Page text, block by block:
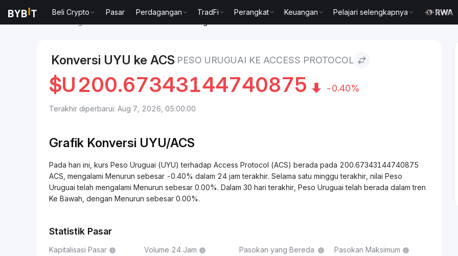
Beli Crypto Pasar Perdagangan TradFi Perangkat Keuangan Pelajari selengkapnya
Konversi UYU ke ACS PESO URUGUAI KE ACCESS PROTOCOL
$U200.67343144740875 -0.40%
Terakhir diperbarui: Aug 7, 2026, 05:00:00
Grafik Konversi UYU/ACS
Pada hari ini, kurs Peso Uruguai (UYU) terhadap Access Protocol (ACS) berada pada 200.67343144740875
ACS, mengalami Menurun sebesar -0.40% dalam 24 jam terakhir. Selama satu minggu terakhir, nilai Peso
Uruguai telah mengalami Menurun sebesar 0.00%. Dalam 30 hari terakhir, Peso Uruguai telah berada dalam tren
Ke Bawah, dengan Menurun sebesar 0.00%.
Statistik Pasar
Kapitalisasi Pasar Volume 24 Jam
Pasokan yang Bereda
Pasokan Maksimum